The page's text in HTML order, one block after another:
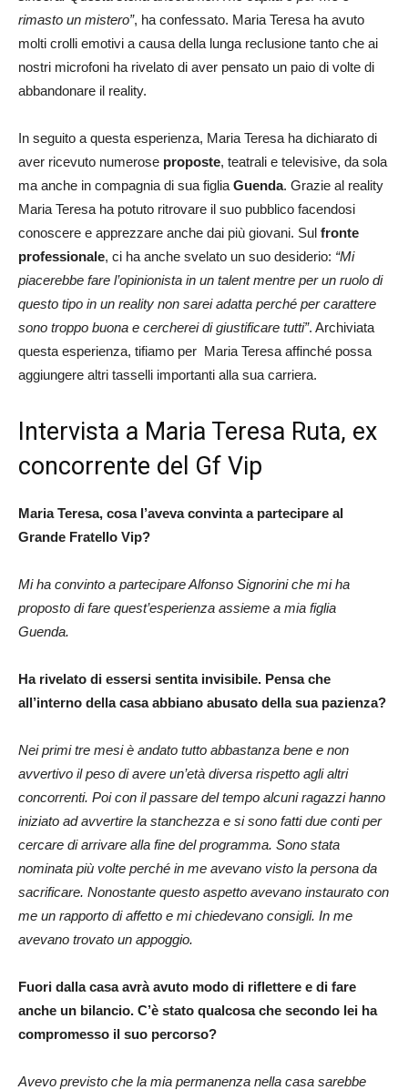
rimasto un mistero”, ha confessato. Maria Teresa ha avuto
molti crolli emotivi a causa della lunga reclusione tanto che ai
nostri microfoni ha rivelato di aver pensato un paio di volte di
abbandonare il reality.
In seguito a questa esperienza, Maria Teresa ha dichiarato di
aver ricevuto numerose proposte, teatrali e televisive, da sola
ma anche in compagnia di sua figlia Guenda. Grazie al reality
Maria Teresa ha potuto ritrovare il suo pubblico facendosi
conoscere e apprezzare anche dai più giovani. Sul fronte
professionale, ci ha anche svelato un suo desiderio: “Mi
piacerebbe fare l’opinionista in un talent mentre per un ruolo di
questo tipo in un reality non sarei adatta perché per carattere
sono troppo buona e cercherei di giustificare tutti”. Archiviata
questa esperienza, tifiamo per Maria Teresa affinché possa
aggiungere altri tasselli importanti alla sua carriera.
Intervista a Maria Teresa Ruta, ex
concorrente del Gf Vip
Maria Teresa, cosa l’aveva convinta a partecipare al
Grande Fratello Vip?
Mi ha convinto a partecipare Alfonso Signorini che mi ha
proposto di fare quest’esperienza assieme a mia figlia
Guenda.
Ha rivelato di essersi sentita invisibile. Pensa che
all’interno della casa abbiano abusato della sua pazienza?
Nei primi tre mesi è andato tutto abbastanza bene e non
avvertivo il peso di avere un’età diversa rispetto agli altri
concorrenti. Poi con il passare del tempo alcuni ragazzi hanno
iniziato ad avvertire la stanchezza e si sono fatti due conti per
cercare di arrivare alla fine del programma. Sono stata
nominata più volte perché in me avevano visto la persona da
sacrificare. Nonostante questo aspetto avevano instaurato con
me un rapporto di affetto e mi chiedevano consigli. In me
avevano trovato un appoggio.
Fuori dalla casa avrà avuto modo di riflettere e di fare
anche un bilancio. C’è stato qualcosa che secondo lei ha
compromesso il suo percorso?
Avevo previsto che la mia permanenza nella casa sarebbe